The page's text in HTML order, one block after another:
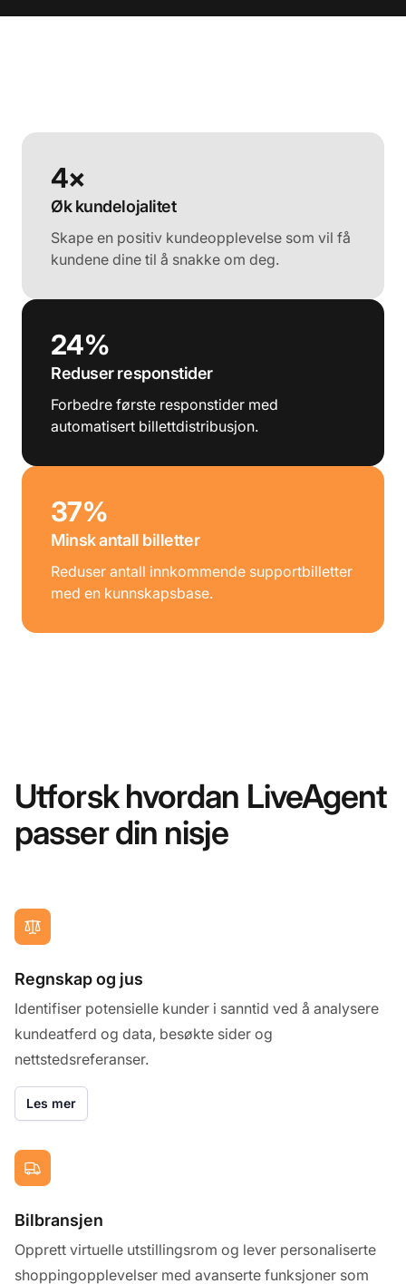
4×
Øk kundelojalitet
Skape en positiv kundeopplevelse som vil få
kundene dine til å snakke om deg.
24%
Reduser responstider
Forbedre første responstider med
automatisert billettdistribusjon.
37%
Minsk antall billetter
Reduser antall innkommende supportbilletter
med en kunnskapsbase.
Utforsk hvordan LiveAgent
passer din nisje
Regnskap og jus
Identifiser potensielle kunder i sanntid ved å analysere
kundeatferd og data, besøkte sider og
nettstedsreferanser.
Les mer
Bilbransjen
Opprett virtuelle utstillingsrom og lever personaliserte
shoppingopplevelser med avanserte funksjoner som